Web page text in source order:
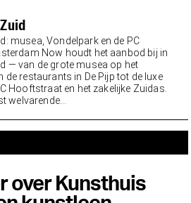
musea, Vondelpark en de PC
Now houdt het aanbod bij in
— van de grote musea op het
de restaurants in De Pijp tot de luxe
Hooftstraat en het zakelijke Zuidas.
welvarende...
over Kunsthuis